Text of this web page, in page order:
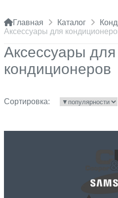
Главная Каталог
Аксессуары для
Аксессуары для
кондиционеров
Сортировка: